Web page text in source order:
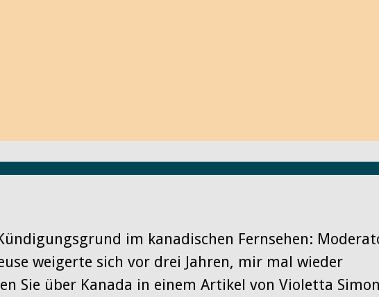
im kanadischen Fernsehen:
weigerte sich vor drei Jahren, mir mal wieder
Sie über Kanada in einem Artikel von Violetta Simon